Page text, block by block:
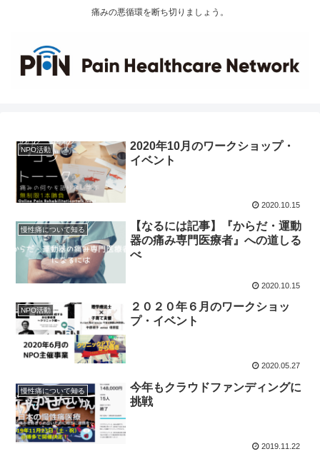
痛みの悪循環を断ち切りましょう。
NPO活動
2020年10月のワークショップ・
イベント
2020.10.15
慢性痛について知る
【なるには記事】『からだ・運動
器の痛み専門医療者』への道しる
べ
2020.10.15
NPO活動
２０２０年６月のワークショッ
プ・イベント
2020.05.27
慢性痛について知る
今年もクラウドファンディングに
挑戦
2019.11.22